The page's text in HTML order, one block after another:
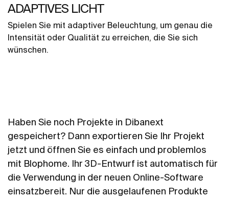
ADAPTIVES LICHT
Spielen Sie mit adaptiver Beleuchtung, um genau die
Intensität oder Qualität zu erreichen, die Sie sich
wünschen.
Haben Sie noch Projekte in Dibanext
gespeichert? Dann exportieren Sie Ihr Projekt
jetzt und öffnen Sie es einfach und problemlos
mit Blophome. Ihr 3D-Entwurf ist automatisch für
die Verwendung in der neuen Online-Software
einsatzbereit. Nur die ausgelaufenen Produkte